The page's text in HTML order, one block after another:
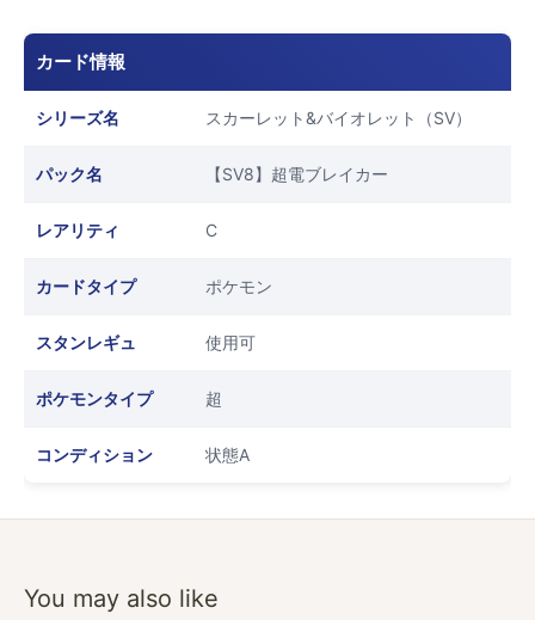
カード情報
シリーズ名 スカーレット&バイオレット（SV）
パック名 【SV8】超電ブレイカー
レアリティ C
カードタイプ ポケモン
スタンレギュ 使用可
ポケモンタイプ 超
コンディション 状態A
You may also like